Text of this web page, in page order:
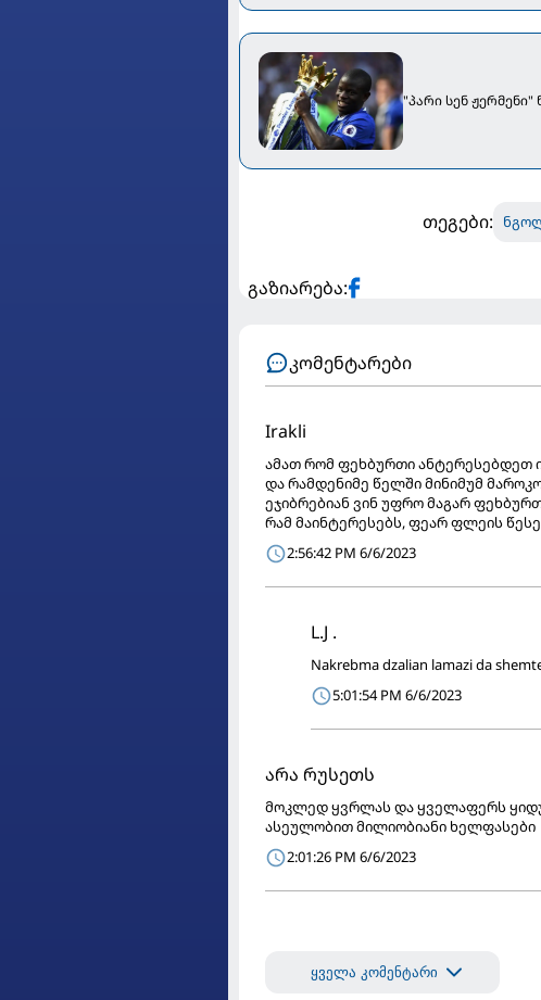
"პარი სენ
თეგები:
გაზიარება:
კომენტარები
Irakli
ამათ რომ ფეხბურთი ანტერესებდეთ
და რამდენიმე წელში მინიმუმ
ეჯიბრებიან ვინ უფრო მაგარ
რამ მაინტერესებს, ფეარ ფლეის
2:56:42 PM 6/6/2023
L.J .
Nakrebma dzalian lamazi da
5:01:54 PM 6/6/2023
არა რუსეთს
მოკლედ ყვრლას და ყველაფერს
ასეულობით მილიობიანი ხელფასები
2:01:26 PM 6/6/2023
ყველა კომენტარი